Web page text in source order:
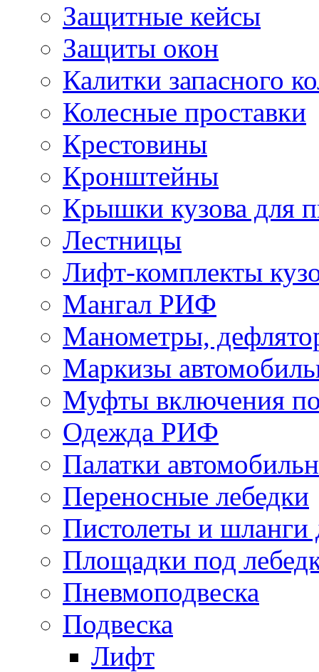
Защитные кейсы
Защиты окон
Калитки запасного
Колесные проставки
Крестовины
Кронштейны
Крышки кузова для
Лестницы
Лифт-комплекты
Мангал РИФ
Манометры,
Маркизы
Муфты включения
Одежда РИФ
Палатки
Переносные лебедки
Пистолеты и шланги
Площадки под
Пневмоподвеска
Подвеска
Лифт